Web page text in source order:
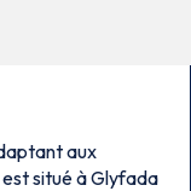
aux
situé à Glyfada